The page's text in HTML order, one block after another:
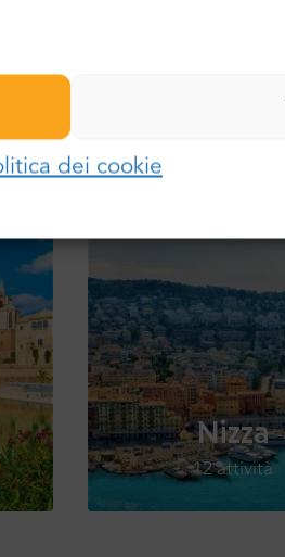
dei cookie
Nizza
12 attività
la password?